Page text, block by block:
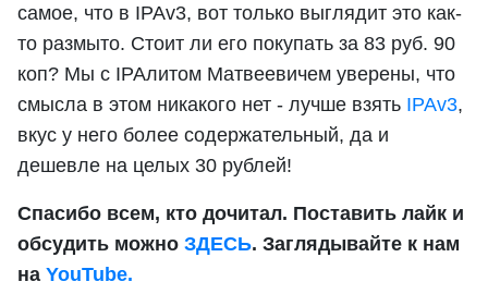
самое, что в IPAv3, вот только выглядит это как-
то размыто. Стоит ли его покупать за 83 руб. 90
коп? Мы с IPAлитом Матвеевичем уверены, что
смысла в этом никакого нет - лучше взять IPAv3,
вкус у него более содержательный, да и
дешевле на целых 30 рублей!
Спасибо всем, кто дочитал. Поставить лайк и
обсудить можно ЗДЕСЬ. Заглядывайте к нам
на YouTube.